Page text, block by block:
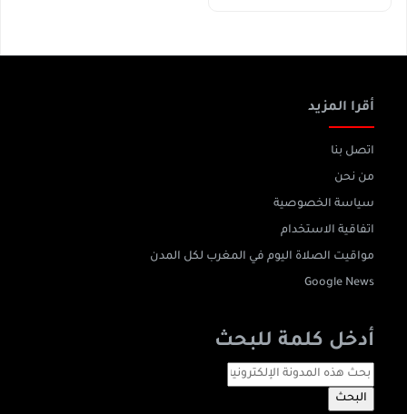
أقرا المزيد
اتصل بنا
من نحن
سياسة الخصوصية
اتفاقية الاستخدام
مواقيت الصلاة اليوم في المغرب لكل المدن
Google News
أدخل كلمة للبحث